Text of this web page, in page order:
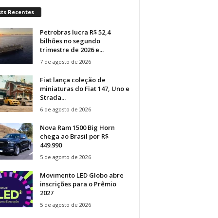
Recentes
Petrobras lucra R$ 52,4
bilhões no segundo
trimestre de 2026 e...
7 de agosto de 2026
Fiat lança coleção de
miniaturas do Fiat 147, Uno e
Strada...
6 de agosto de 2026
Nova Ram 1500 Big Horn
chega ao Brasil por R$
449.990
5 de agosto de 2026
Movimento LED Globo abre
inscrições para o Prêmio
2027
5 de agosto de 2026